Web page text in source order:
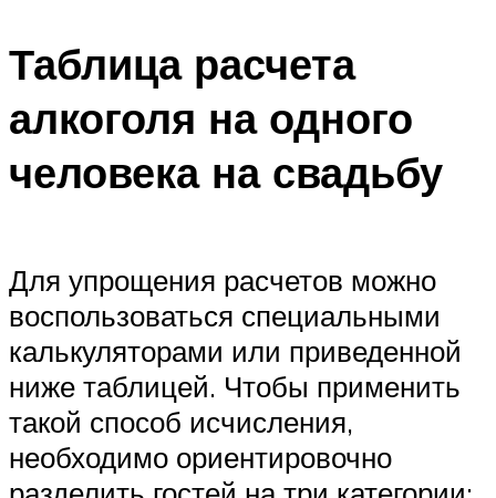
Таблица расчета
алкоголя на одного
человека на свадьбу
Для упрощения расчетов можно
воспользоваться специальными
калькуляторами или приведенной
ниже таблицей. Чтобы применить
такой способ исчисления,
необходимо ориентировочно